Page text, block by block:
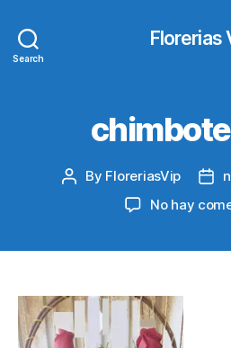
Search
Florerias
Post
By FloreriasVip
No hay